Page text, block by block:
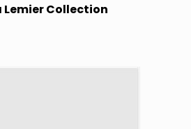
Lemier Collection